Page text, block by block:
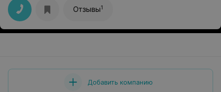
Отзывы1
Добавить компанию